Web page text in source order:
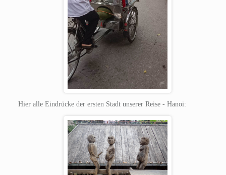
Hier alle Eindrücke der ersten Stadt unserer Reise - Hanoi: